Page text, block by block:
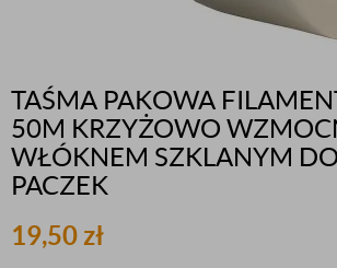
TAŚMA PAKOWA
50M KRZYŻOWO
WŁÓKNEM SZKLANYM
PACZEK
19,50zł